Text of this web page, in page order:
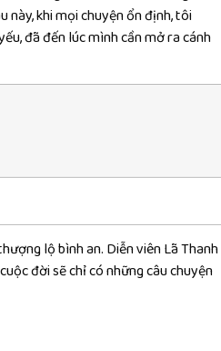
khi mọi chuyện ổn định, tôi
đã đến lúc mình cần mở ra cánh
lộ bình an. Diễn viên Lã Thanh
đời sẽ chỉ có những câu chuyện